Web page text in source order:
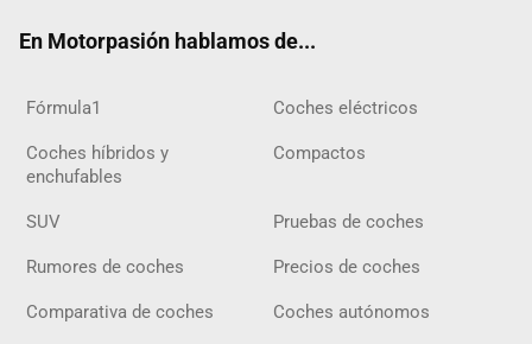
En Motorpasión hablamos de...
Fórmula1 Coches eléctricos
Coches híbridos y
enchufables
Compactos
SUV Pruebas de coches
Rumores de coches Precios de coches
Comparativa de coches Coches autónomos